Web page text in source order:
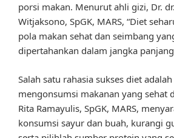
porsi makan. Menurut ahli gizi, Dr.
Witjaksono, SpGK, MARS, “Diet
pola makan sehat dan seimbang
dipertahankan dalam jangka
Salah satu rahasia sukses diet
mengonsumsi makanan yang sehat
Rita Ramayulis, SpGK, MARS,
konsumsi sayur dan buah, kurangi